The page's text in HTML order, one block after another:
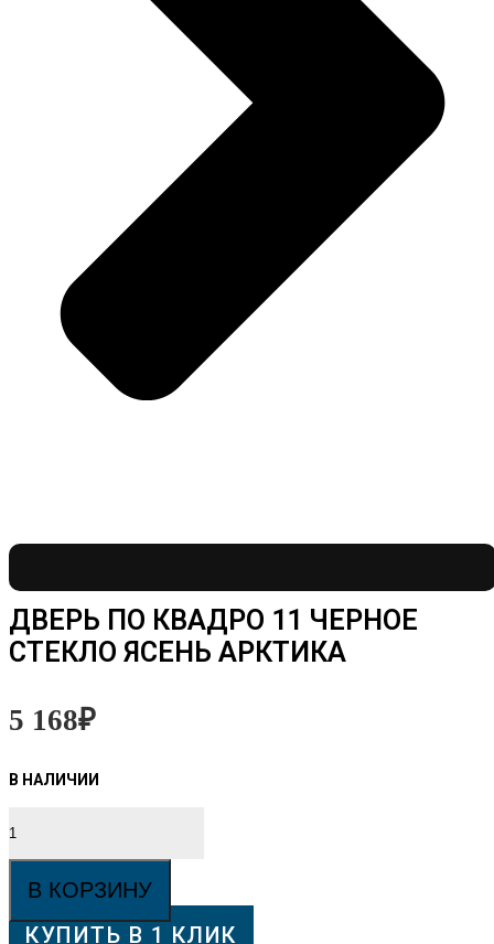
ДВЕРЬ ПО КВАДРО 11 ЧЕРНОЕ
СТЕКЛО ЯСЕНЬ АРКТИКА
5 168₽
товара
Дверь
Квадро
11
черное
В КОРЗИНУ
КУПИТЬ В 1 КЛИК